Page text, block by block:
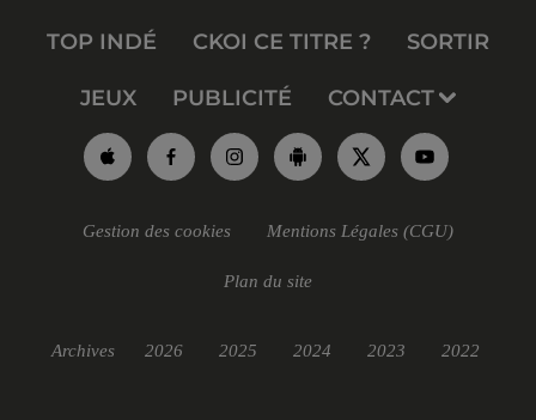
TOP INDÉ CKOI CE TITRE ? SORTIR
JEUX PUBLICITÉ CONTACT
Gestion des cookies Mentions Légales (CGU)
Plan du site
Archives 2026 2025 2024 2023 2022